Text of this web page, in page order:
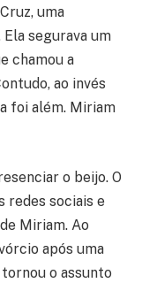
uma
Ela segurava um
chamou a
ao invés
foi além. Miriam
o beijo. O
redes sociais e
Miriam. Ao
após uma
o assunto